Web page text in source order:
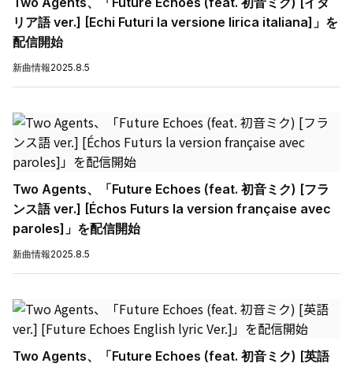
リア語 ver.] [Echi Futuri la versione lirica italiana]」を
配信開始
新曲情報2025.8.5
Two Agents、「Future Echoes (feat. 初音ミク) [フラ
ンス語 ver.] [Échos Futurs la version française avec
paroles]」を配信開始
新曲情報2025.8.5
Two Agents、「Future Echoes (feat. 初音ミク) [英語